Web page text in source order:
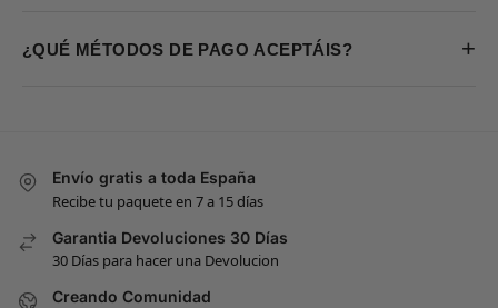
¿QUÉ MÉTODOS DE PAGO ACEPTÁIS? +
Envío gratis a toda España
Recibe tu paquete en 7 a 15 días
Garantia Devoluciones 30 Días
30 Días para hacer una Devolucion
Creando Comunidad